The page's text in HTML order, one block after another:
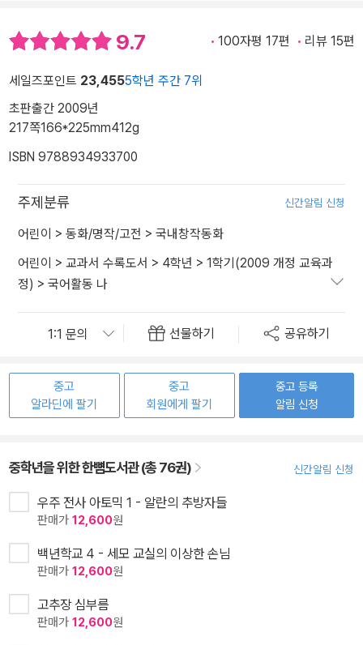
9.7 100자평 17편 리뷰 15편
세일즈포인트 23,4555학년 주간 7위
초판출간 2009년
217쪽166*225mm412g
ISBN 9788934933700
주제분류 신간알림 신청
어린이 > 동화/명작/고전 > 국내창작동화
어린이 > 교과서 수록도서 > 4학년 > 1학기(2009 개정 교육과
정) > 국어활동 나
선물하기 공유하기
중고
알라딘에 팔기
중고
회원에게 팔기
중고 등록
알림 신청
중학년을 위한 한뼘도서관 (총 76권) 신간알림 신청
우주 전사 아토믹 1 - 알란의 추방자들
판매가 12,600원
백년학교 4 - 세모 교실의 이상한 손님
판매가 12,600원
고추장 심부름
판매가 12,600원